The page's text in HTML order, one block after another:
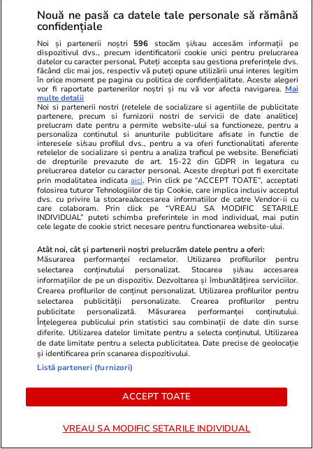
Știri România 16:25
Avertizări nowcasting ANM de
vreme severă. Lista localităților
vizate de fenomene meteo
periculoase
Știri România 16:08
Acciză flexibilă la două
săptămâni și fără ieftinire de
TVA: planul Guvernului la
pompă pe fondul riscului de
penurie
BREAKING NEWS
Știri România 15:44
MAE cere expulzarea unui
angajat al Ambasadei Rusiei,
după doborârea celor trei
drone. Ambasadorul român la
Moscova, chemat la București
Nouă ne pasă ca datele tale personale să rămână
confidențiale
Noi și partenerii noștri 596 stocăm și/sau accesăm informații pe
dispozitivul dvs., precum identificatorii cookie unici pentru prelucrarea
datelor cu caracter personal. Puteți accepta sau gestiona preferințele dvs.
făcând clic mai jos, respectiv vă puteți opune utilizării unui interes legitim
în orice moment pe pagina cu politica de confidențialitate. Aceste alegeri
vor fi raportate partenerilor noștri și nu vă vor afecta navigarea. Mai
multe detalii
Noi si partenerii nostri (retelele de socializare si agentiile de publicitate
partenere, precum si furnizorii nostri de servicii de date analitice)
prelucram date pentru a permite website-ului sa functioneze, pentru a
personaliza continutul si anunturile publicitare afisate in functie de
interesele si/sau profilul dvs., pentru a va oferi functionalitati aferente
retelelor de socializare si pentru a analiza traficul pe website. Beneficiati
de drepturile prevazute de art. 15-22 din GDPR in legatura cu
prelucrarea datelor cu caracter personal. Aceste drepturi pot fi exercitate
prin modalitatea indicataaici. Prin click pe “ACCEPT TOATE”, acceptati
folosirea tuturor Tehnologiilor de tip Cookie, care implica inclusiv acceptul
dvs. cu privire la stocarea/accesarea informatiilor de catre Vendor-ii cu
care colaboram. Prin click pe “VREAU SA MODIFIC SETARILE
INDIVIDUAL” puteti schimba preferintele in mod individual, mai putin
cele legate de cookie strict necesare pentru functionarea website-ului.
Atât noi, cât și partenerii noștri prelucrăm datele pentru a oferi:
Măsurarea performanței reclamelor. Utilizarea profilurilor pentru
selectarea conținutului personalizat. Stocarea și/sau accesarea
informațiilor de pe un dispozitiv. Dezvoltarea și îmbunătățirea serviciilor.
Crearea profilurilor de conținut personalizat. Utilizarea profilurilor pentru
selectarea publicității personalizate. Crearea profilurilor pentru
publicitate personalizată. Măsurarea performanței conținutului.
Înțelegerea publicului prin statistici sau combinații de date din surse
diferite. Utilizarea datelor limitate pentru a selecta conținutul. Utilizarea
de date limitate pentru a selecta publicitatea. Date precise de geolocație
și identificarea prin scanarea dispozitivului.
Listă parteneri (furnizori)
ACCEPT TOATE
VREAU SA MODIFIC SETARILE INDIVIDUAL